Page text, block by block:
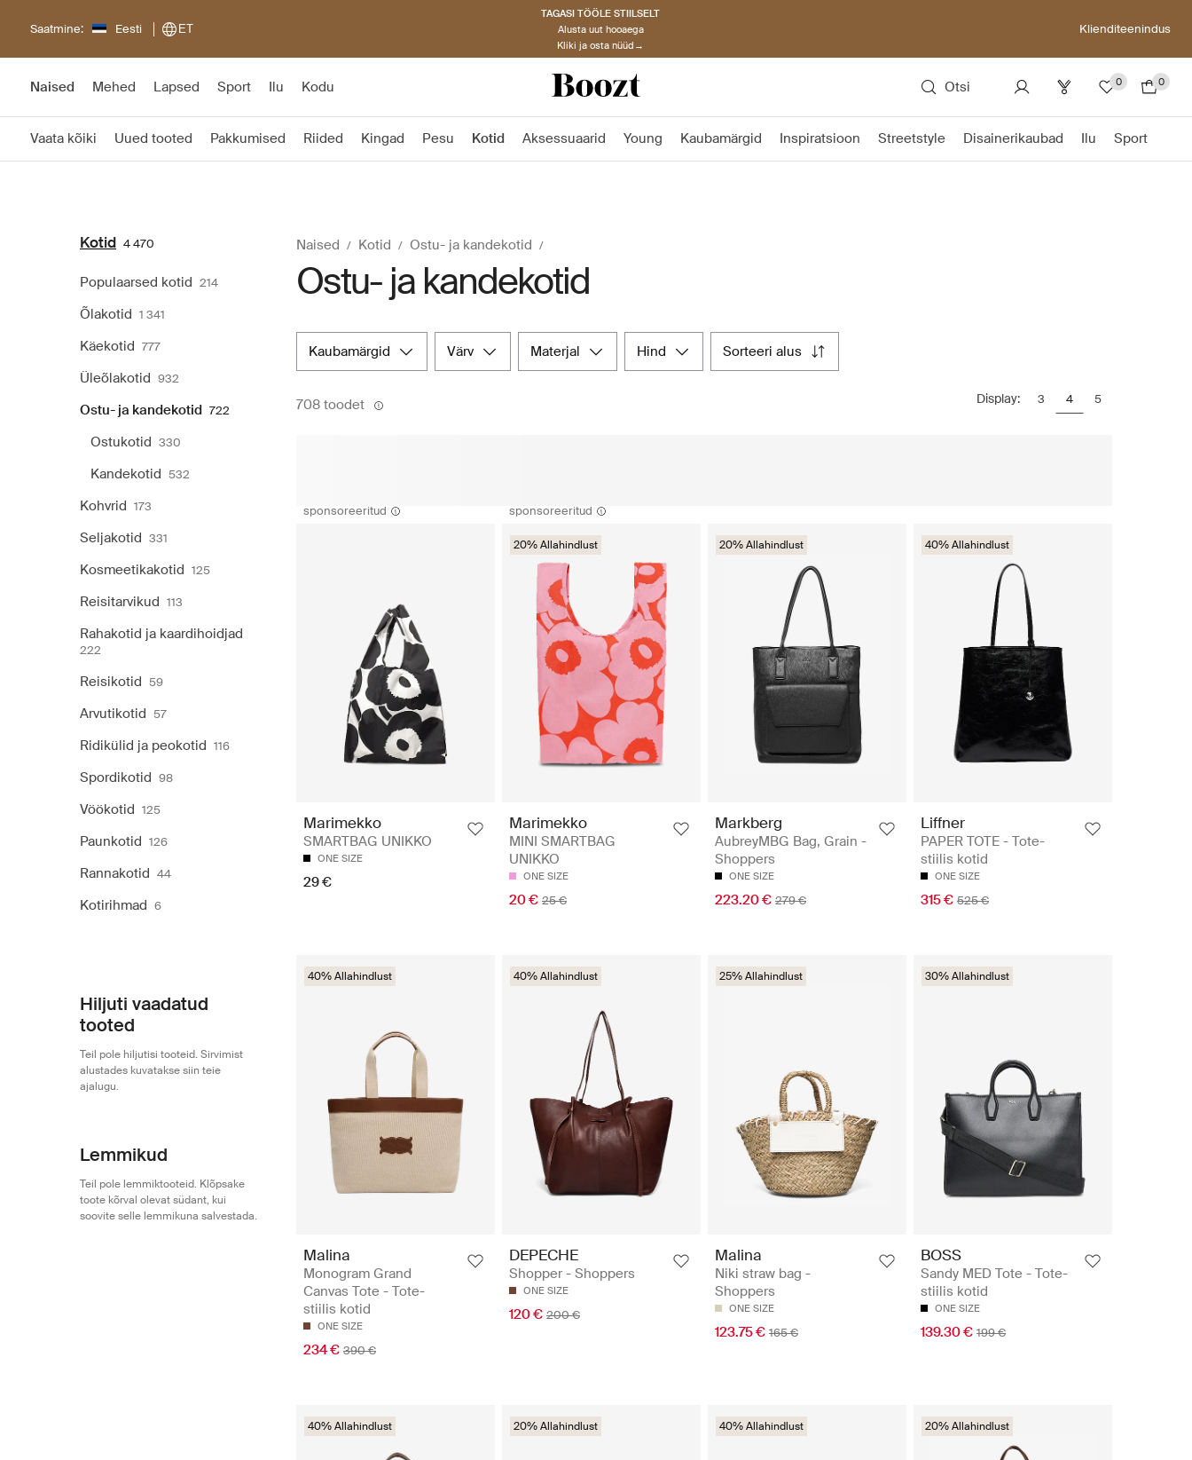
Saatmine: Eesti ET
TAGASI TÖÖLE STIILSELT
Alusta uut hooaega
Kliki ja osta nüüd→
Klienditeenindus
Naised Mehed Lapsed Sport Ilu Kodu Otsi 0 0
Vaata kõiki Uued tooted Pakkumised Riided Kingad Pesu Kotid Aksessuaarid Young Kaubamärgid Inspiratsioon Streetstyle Disainerikaubad Ilu Sport
Kotid 4 470
Populaarsed kotid 214
Õlakotid 1 341
Käekotid 777
Üleõlakotid 932
Ostu- ja kandekotid 722
Ostukotid 330
Kandekotid 532
Kohvrid 173
Seljakotid 331
Kosmeetikakotid 125
Reisitarvikud 113
Rahakotid ja kaardihoidjad
222
Reisikotid 59
Arvutikotid 57
Ridikülid ja peokotid 116
Spordikotid 98
Vöökotid 125
Paunkotid 126
Rannakotid 44
Kotirihmad 6
Hiljuti vaadatud
tooted
Teil pole hiljutisi tooteid. Sirvimist
alustades kuvatakse siin teie
ajalugu.
Lemmikud
Teil pole lemmiktooteid. Klõpsake
toote kõrval olevat südant, kui
soovite selle lemmikuna salvestada.
Naised Kotid Ostu- ja kandekotid
Ostu- ja kandekotid
kaubamärgid värv materjal hind sorteeri alus
708 toodet Display: 3 4 5
sponsoreeritud
Marimekko
SMARTBAG UNIKKO
ONE SIZE
29 €
sponsoreeritud
20% Allahindlust
Marimekko
MINI SMARTBAG
UNIKKO
ONE SIZE
20 € 25 €
20% Allahindlust
Markberg
AubreyMBG Bag, Grain -
Shoppers
ONE SIZE
223.20 € 279 €
40% Allahindlust
Liffner
PAPER TOTE - Tote-
stiilis kotid
ONE SIZE
315 € 525 €
40% Allahindlust
Malina
Monogram Grand
Canvas Tote - Tote-
stiilis kotid
ONE SIZE
234 € 390 €
40% Allahindlust
DEPECHE
Shopper - Shoppers
ONE SIZE
120 € 200 €
25% Allahindlust
Malina
Niki straw bag -
Shoppers
ONE SIZE
123.75 € 165 €
30% Allahindlust
BOSS
Sandy MED Tote - Tote-
stiilis kotid
ONE SIZE
139.30 € 199 €
40% Allahindlust 20% Allahindlust 40% Allahindlust 20% Allahindlust